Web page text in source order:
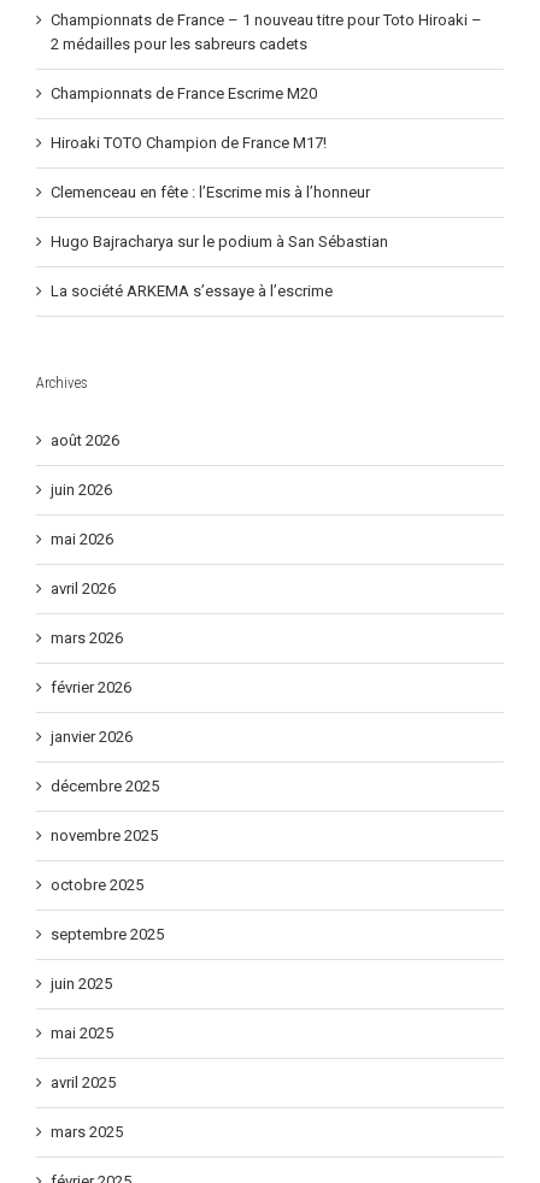
Championnats de France – 1 nouveau titre pour Toto Hiroaki –
2 médailles pour les sabreurs cadets
Championnats de France Escrime M20
Hiroaki TOTO Champion de France M17!
Clemenceau en fête : l’Escrime mis à l’honneur
Hugo Bajracharya sur le podium à San Sébastian
La société ARKEMA s’essaye à l’escrime
Archives
août 2026
juin 2026
mai 2026
avril 2026
mars 2026
février 2026
janvier 2026
décembre 2025
novembre 2025
octobre 2025
septembre 2025
juin 2025
mai 2025
avril 2025
mars 2025